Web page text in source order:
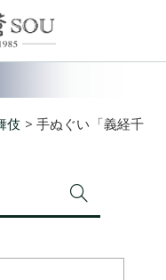
伎 > 手ぬぐい「義経千